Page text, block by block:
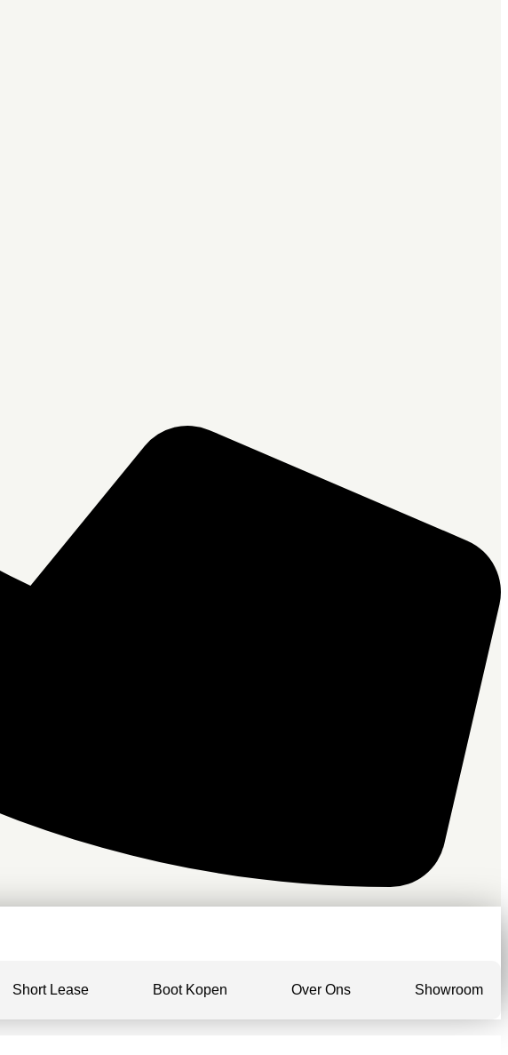
Short Lease Boot Kopen Over Ons Showroom